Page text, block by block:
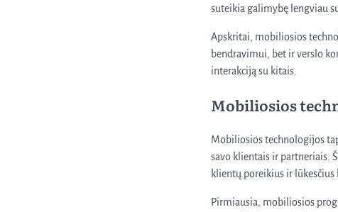
suteikia galimybę lengviau
Apskritai, mobiliosios
bendravimui, bet ir verslo
interakciją su kitais.
Mobiliosios
Mobiliosios technologijos
savo klientais ir partneriais.
klientų poreikius ir lūkesčius
Pirmiausia, mobiliosios